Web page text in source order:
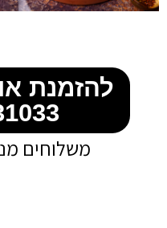
להזמנת
משלוחים